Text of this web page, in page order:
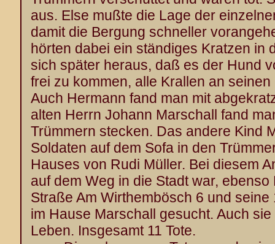
aus. Else mußte die Lage der
damit die Bergung schneller
hörten dabei ein ständiges Kratzen in
sich später heraus, daß es der Hund
frei zu kommen, alle Krallen an
Auch Hermann fand man mit
alten Herrn Johann Marschall fand
Trümmern stecken. Das andere Kind
Soldaten auf dem Sofa in den
Hauses von Rudi Müller. Bei diesem
auf dem Weg in die Stadt war,
Straße Am Wirthembösch 6 und
im Hause Marschall gesucht. Auch
Leben. Insgesamt 11 Tote.